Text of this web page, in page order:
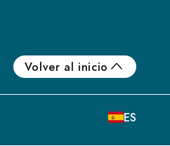
ES
ES
Volver al inicio